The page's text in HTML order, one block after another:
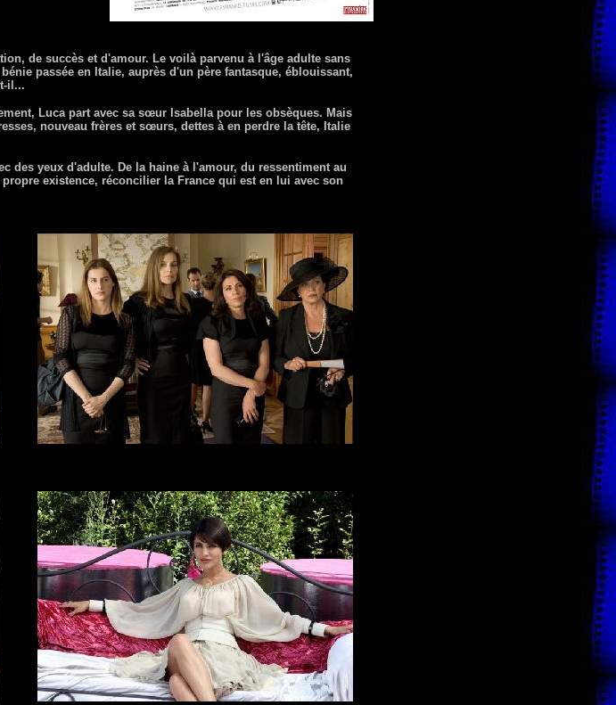
de succès et d'amour. Le voilà parvenu à l'âge adulte sans
passée en Italie, auprès d'un père fantasque, éblouissant,
il...
Luca part avec sa sœur Isabella pour les obsèques. Mais
nouveau frères et sœurs, dettes à en perdre la tête, Italie
des yeux d'adulte. De la haine à l'amour, du ressentiment au
existence, réconcilier la France qui est en lui avec son